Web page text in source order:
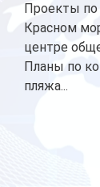
Проекты
Красном
центре
Планы по
пляжа...